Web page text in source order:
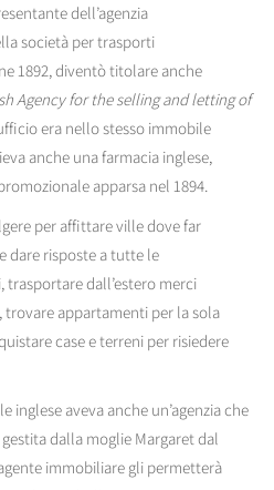
dell’agenzia
società per trasporti
1892, diventò titolare anche
Agency for the selling and letting of
era nello stesso immobile
anche una farmacia inglese,
apparsa nel 1894.
per affittare ville dove far
dare risposte a tutte le
dall’estero merci
appartamenti per la sola
case e terreni per risiedere
inglese aveva anche un’agenzia che
dalla moglie Margaret dal
immobiliare gli permetterà